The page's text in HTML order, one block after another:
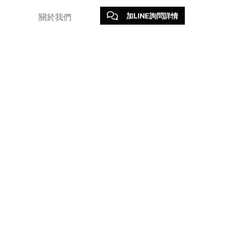
關於我們 加LINE詢問詳情